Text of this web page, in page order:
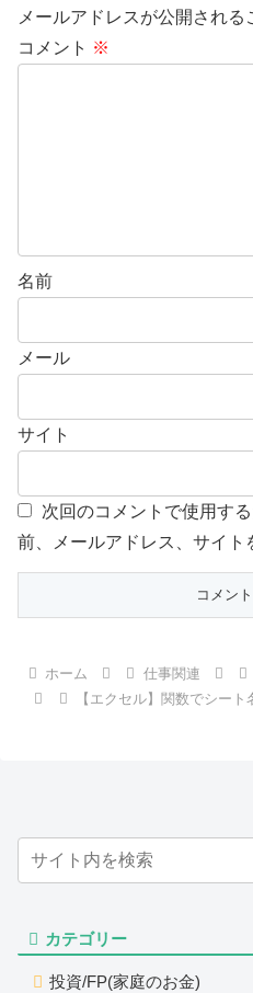
メールアドレスが公開される
コメント ※
名前
メール
サイト
次回のコメントで使用す
前、メールアドレス、サイト
ホーム 仕事関連
【エクセル】関数でシート
カテゴリー
投資/FP(家庭のお金)